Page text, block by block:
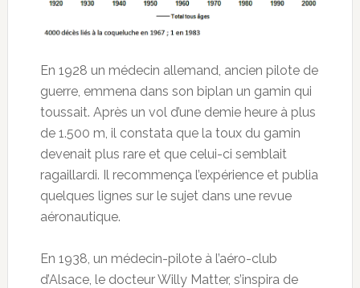
En 1928 un médecin allemand, ancien pilote de
guerre, emmena dans son biplan un gamin qui
toussait. Après un vol d’une demie heure à plus
de 1.500 m, il constata que la toux du gamin
devenait plus rare et que celui-ci semblait
ragaillardi. Il recommença l’expérience et publia
quelques lignes sur le sujet dans une revue
aéronautique.
En 1938, un médecin-pilote à l’aéro-club
d’Alsace, le docteur Willy Matter, s’inspira de